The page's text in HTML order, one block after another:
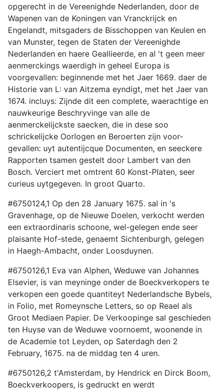
opgerecht in de Vereenighde Nederlanden, door de
Wapenen van de Koningen van Vranckrijck en
Engelandt, mitsgaders de Bisschoppen van Keulen en
van Munster, tegen de Staten der Vereenighde
Nederlanden en haere Geallieerde, en al 't geen meer
aenmerckings waerdigh in geheel Europa is
voorgevallen: beginnende met het Jaer 1669. daer de
Historie van L: van Aitzema eyndigt, met het Jaer van
1674. incluys: Zijnde dit een complete, waerachtige en
nauwkeurige Beschryvinge van alle de
aenmerckelijckste saecken, die in dese soo
schrickelijcke Oorlogen en Beroerten zijn voor-
gevallen: uyt autentijcque Documenten, en seeckere
Rapporten tsamen gestelt door Lambert van den
Bosch. Verciert met omtrent 60 Konst-Platen, seer
curieus uytgegeven. In groot Quarto.
#6750124,1 Op den 28 January 1675. sal in 's
Gravenhage, op de Nieuwe Doelen, verkocht werden
een extraordinaris schoone, wel-gelegen ende seer
plaisante Hof-stede, genaemt Sichtenburgh, gelegen
in Haegh-Ambacht, onder Loosduynen.
#6750126,1 Eva van Alphen, Weduwe van Johannes
Elsevier, is van meyninge onder de Boeckverkopers te
verkopen een goede quantiteyt Nederlandsche Bybels,
in Folio, met Romeynsche Letters, so op Reael als
Groot Mediaen Papier. De Verkoopinge sal geschieden
ten Huyse van de Weduwe voornoemt, woonende in
de Academie tot Leyden, op Saterdagh den 2
February, 1675. na de middag ten 4 uren.
#6750126,2 t'Amsterdam, by Hendrick en Dirck Boom,
Boeckverkoopers, is gedruckt en werdt